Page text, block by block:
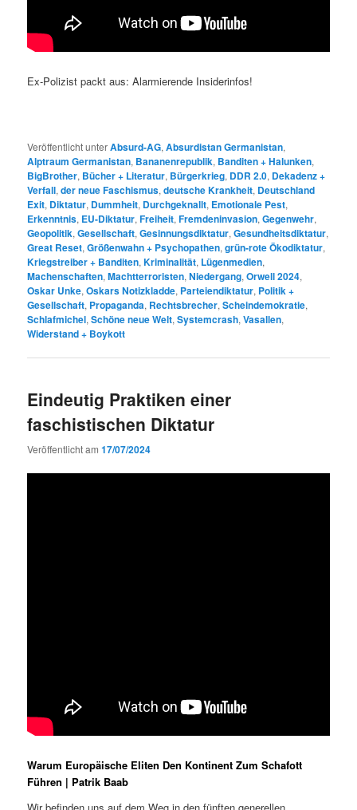
Ex-Polizist packt aus: Alarmierende Insiderinfos!
Veröffentlicht unterAbsurd-AG,Absurdistan Germanistan,
Alptraum Germanistan, Bananenrepublik, Banditen + Halunken,
BigBrother, Bücher + Literatur, Bürgerkrieg, DDR 2.0, Dekadenz +
Verfall,der neue Faschismus,deutsche Krankheit, Deutschland
Exit, Diktatur, Dummheit, Durchgeknallt, Emotionale Pest,
Erkenntnis, EU-Diktatur,Freiheit,Fremdeninvasion,Gegenwehr,
Geopolitik,Gesellschaft,Gesinnungsdiktatur,Gesundheitsdiktatur,
Great Reset,Größenwahn + Psychopathen,grün-rote Ökodiktatur,
Kriegstreiber + Banditen,Kriminalität, Lügenmedien,
Machenschaften,Machtterroristen,Niedergang,Orwell 2024,
Oskar Unke,Oskars Notizkladde, Parteiendiktatur, Politik +
Gesellschaft, Propaganda, Rechtsbrecher,Scheindemokratie,
Schlafmichel,Schöne neue Welt,Systemcrash,Vasallen,
Widerstand + Boykott
Eindeutig Praktiken einer
faschistischen Diktatur
Veröffentlicht am17/07/2024
Warum Europäische Eliten Den Kontinent Zum Schafott
Führen | Patrik Baab
Wir befinden uns auf dem Weg in den fünften generellen